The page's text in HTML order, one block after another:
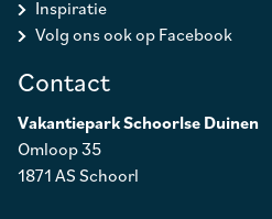
Inspiratie
Volg ons ook op Facebook
Contact
Vakantiepark Schoorlse Duinen
Omloop 35
1871 AS Schoorl